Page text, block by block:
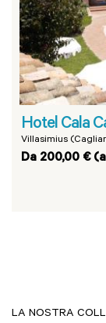
Hotel Cala
Villasimius
Da 200,00 €
LA NOSTRA